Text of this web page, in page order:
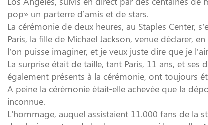
pop» un parterre d’amis et de stars.
La cérémonie de deux heures, au Staples Center,
Paris, la fille de Michael Jackson, venue déclarer,
l’on puisse imaginer, et je veux juste dire que je
La surprise était de taille, tant Paris, 11 ans, et ses
également présents à la cérémonie, ont toujours
A peine la cérémonie était-elle achevée que la
inconnue.
L’hommage, auquel assistaient 11.000 fans de